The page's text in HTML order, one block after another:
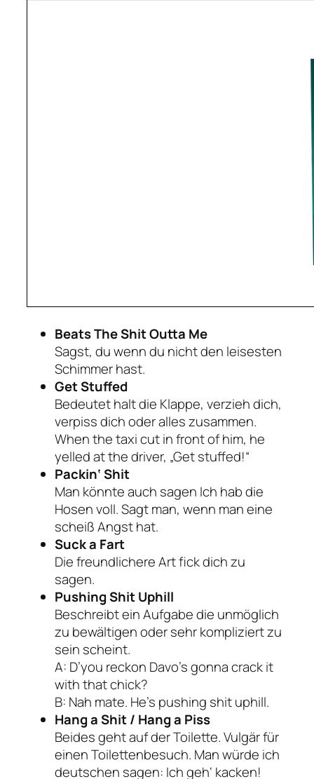
Beats The Shit Outta Me
Sagst, du wenn du nicht den leisesten
Schimmer hast.
Get Stuffed
Bedeutet halt die Klappe, verzieh dich,
verpiss dich oder alles zusammen.
When the taxi cut in front of him, he
yelled at the driver, „Get stuffed!“
Packin‘ Shit
Man könnte auch sagen Ich hab die
Hosen voll. Sagt man, wenn man eine
scheiß Angst hat.
Suck a Fart
Die freundlichere Art fick dich zu
sagen.
Pushing Shit Uphill
Beschreibt ein Aufgabe die unmöglich
zu bewältigen oder sehr kompliziert zu
sein scheint.
A: D’you reckon Davo’s gonna crack it
with that chick?
B: Nah mate. He’s pushing shit uphill.
Hang a Shit / Hang a Piss
Beides geht auf der Toilette. Vulgär für
einen Toilettenbesuch. Man würde ich
deutschen sagen: Ich geh‘ kacken!